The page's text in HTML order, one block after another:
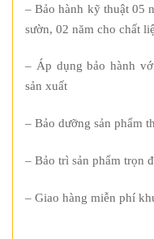
– Bảo hành kỹ thuật 05
sườn, 02 năm cho chất
– Áp dụng bảo hành
sản xuất
– Bảo dưỡng sản phẩm
– Bảo trì sản phẩm trọn
– Giao hàng miễn phí